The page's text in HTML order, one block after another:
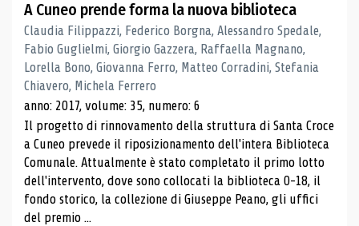
A Cuneo prende forma la nuova biblioteca
Claudia Filippazzi, Federico Borgna, Alessandro Spedale,
Fabio Guglielmi, Giorgio Gazzera, Raffaella Magnano,
Lorella Bono, Giovanna Ferro, Matteo Corradini, Stefania
Chiavero, Michela Ferrero
anno: 2017, volume: 35, numero: 6
Il progetto di rinnovamento della struttura di Santa Croce
a Cuneo prevede il riposizionamento dell'intera Biblioteca
Comunale. Attualmente è stato completato il primo lotto
dell'intervento, dove sono collocati la biblioteca 0-18, il
fondo storico, la collezione di Giuseppe Peano, gli uffici
del premio ...